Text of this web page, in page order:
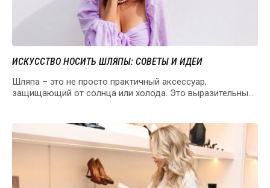
ИСКУССТВО НОСИТЬ ШЛЯПЫ: СОВЕТЫ И ИДЕИ
Шляпа – это не просто практичный аксессуар,
защищающий от солнца или холода. Это выразительный